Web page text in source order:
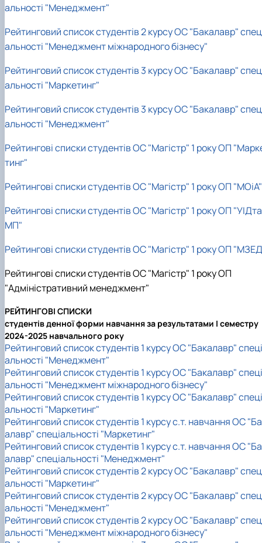
альності "Менеджмент"
Рейтинговий список студентів 2 курсу ОС "Бакалавр"
альності "Менеджмент міжнародного бізнесу"
Рейтинговий список студентів 3 курсу ОС "Бакалавр"
альності "Маркетинг"
Рейтинговий список студентів 3 курсу ОС "Бакалавр"
альності "Менеджмент"
Рейтингові списки студентів ОС "Магістр" 1 року ОП
тинг"
Рейтингові списки студентів ОС "Магістр" 1 року ОП "МОіА"
Рейтингові списки студентів ОС "Магістр" 1 року ОП "УІДта
МП"
Рейтингові списки студентів ОС "Магістр" 1 року ОП
Рейтингові списки студентів ОС "Магістр" 1 року ОП
"Адміністративний менеджмент"
РЕЙТИНГОВІ СПИСКИ
студентів денної форми навчання за результатами I семестру
2024-2025 навчального року
Рейтинговий список студентів 1 курсу ОС "Бакалавр" спеці
альності "Менеджмент"
Рейтинговий список студентів 1 курсу ОС "Бакалавр" спеці
альності "Менеджмент міжнародного бізнесу"
Рейтинговий список студентів 1 курсу ОС "Бакалавр" спеці
альності "Маркетинг"
Рейтинговий список студентів 1 курсу с.т. навчання ОС
алавр" спеціальності "Маркетинг"
Рейтинговий список студентів 1 курсу с.т. навчання ОС
алавр" спеціальності "Менеджмент"
Рейтинговий список студентів 2 курсу ОС "Бакалавр"
альності "Маркетинг"
Рейтинговий список студентів 2 курсу ОС "Бакалавр"
альності "Менеджмент"
Рейтинговий список студентів 2 курсу ОС "Бакалавр"
альності "Менеджмент міжнародного бізнесу"